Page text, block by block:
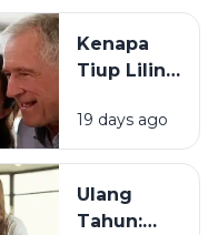
Kenapa
Tiup Lilin
Tradisi
Saat Ulang
19 days ago
Ulang
Tahun: